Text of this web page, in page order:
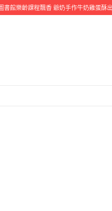
館樂齡課程飄香 爺奶手作牛奶雞蛋酥出爐